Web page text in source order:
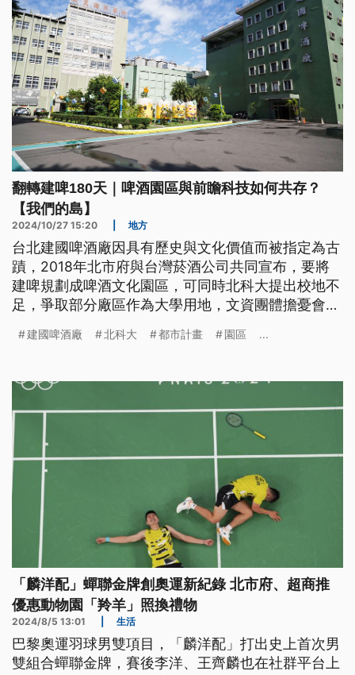
翻轉建啤180天｜啤酒園區與前瞻科技如何共存？
【我們的島】
2024/10/27 15:20 地方
台北建國啤酒廠因具有歷史與文化價值而被指定為古
蹟，2018年北市府與台灣菸酒公司共同宣布，要將
建啤規劃成啤酒文化園區，可同時北科大提出校地不
足，爭取部分廠區作為大學用地，文資團體擔憂會破
建國啤酒廠 北科大 都市計畫 園區 ...
「麟洋配」蟬聯金牌創奧運新紀錄 北市府、超商推
優惠動物園「羚羊」照換禮物
2024/8/5 13:01 生活
巴黎奧運羽球男雙項目，「麟洋配」打出史上首次男
雙組合蟬聯金牌，賽後李洋、王齊麟也在社群平台上